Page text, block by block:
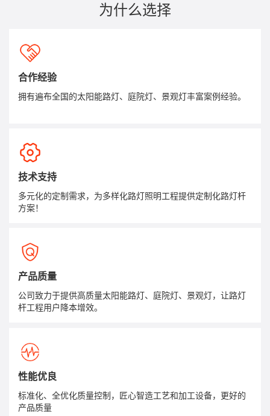
为什么选择
合作经验
拥有遍布全国的太阳能路灯、庭院灯、景观灯丰富案例经验。
技术支持
多元化的定制需求，为多样化路灯照明工程提供定制化路灯杆
方案！
产品质量
公司致力于提供高质量太阳能路灯、庭院灯、景观灯，让路灯
杆工程用户降本增效。
性能优良
标准化、全优化质量控制，匠心智造工艺和加工设备，更好的
产品质量